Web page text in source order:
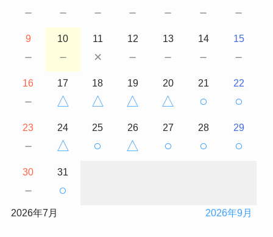
－ － － － － － －
9
－
10
－
11
×
12
－
13
－
14
－
15
－
16
－
17
△
18
△
19
△
20
△
21
○
22
○
23
－
24
△
25
○
26
△
27
○
28
○
29
○
30
－
31
○
2026年7月 2026年9月